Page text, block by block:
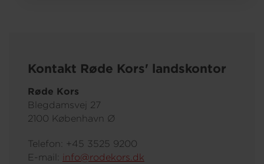
Kontakt Røde Kors' landskontor
Røde Kors
Blegdamsvej 27
2100 København Ø
Telefon: +45 3525 9200
E-mail: info@rodekors.dk